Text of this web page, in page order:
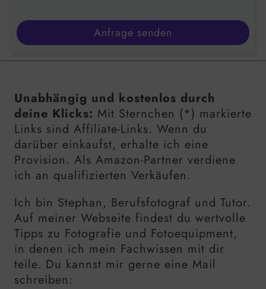
Anfrage senden
Unabhängig und kostenlos durch
deine Klicks: Mit Sternchen (*) markierte
Links sind Affiliate-Links. Wenn du
darüber einkaufst, erhalte ich eine
Provision. Als Amazon-Partner verdiene
ich an qualifizierten Verkäufen.
Ich bin Stephan, Berufsfotograf und Tutor.
Auf meiner Webseite findest du wertvolle
Tipps zu Fotografie und Fotoequipment,
in denen ich mein Fachwissen mit dir
teile. Du kannst mir gerne eine Mail
schreiben: